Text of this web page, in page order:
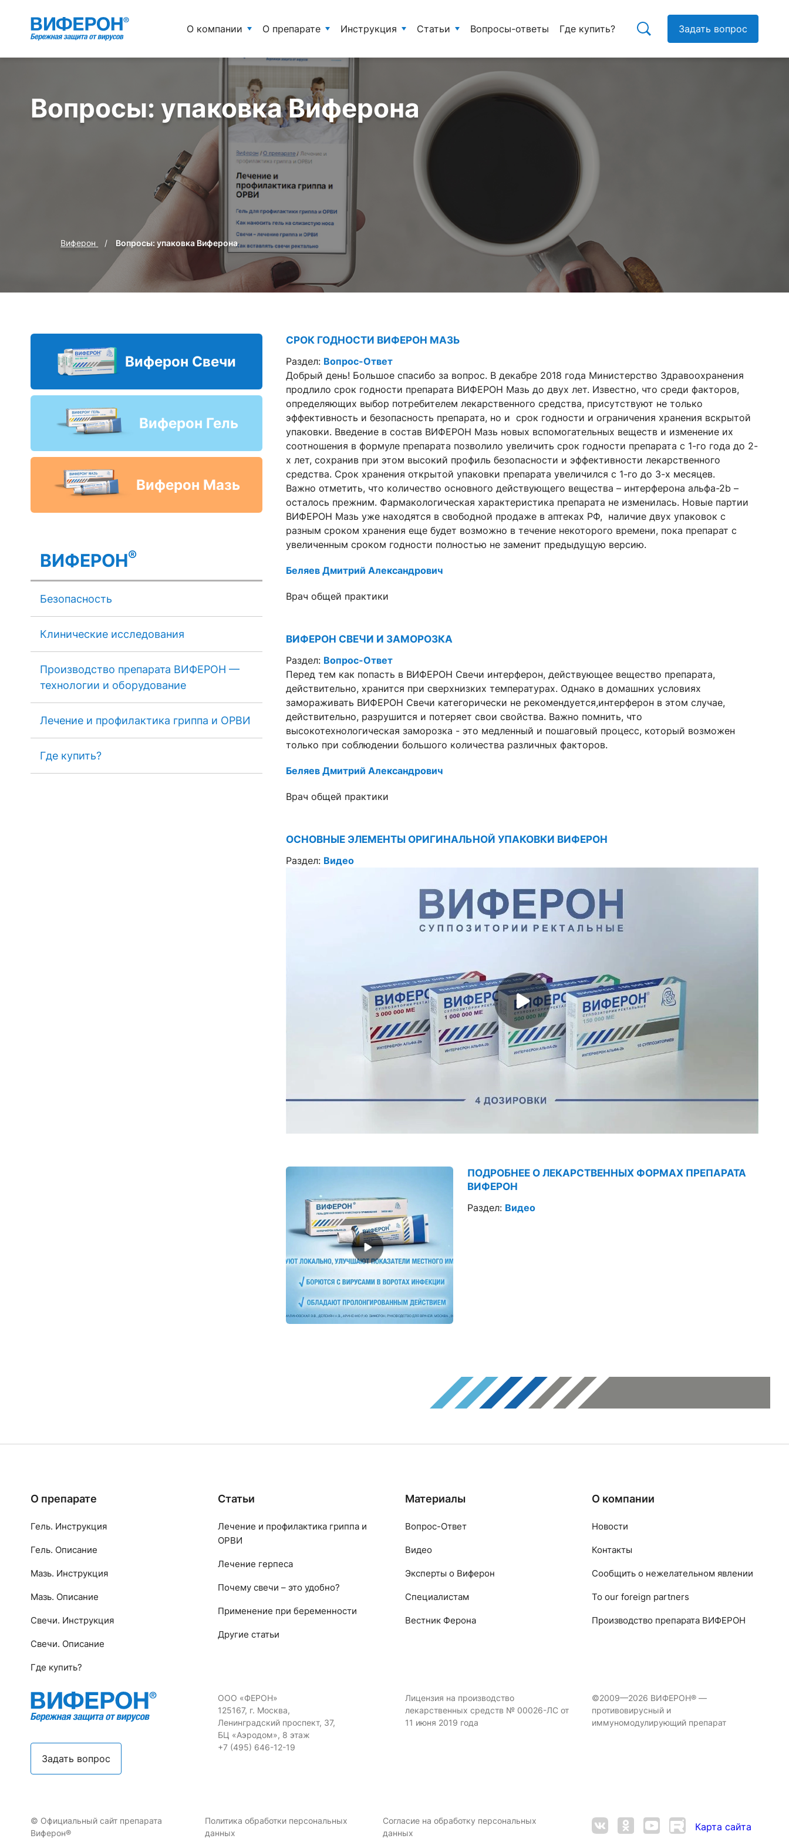
О компании О препарате Инструкция Статьи Вопросы-ответы Где купить? Задать вопрос
Вопросы: упаковка Виферона
Виферон Вопросы: упаковка Виферона
Виферон Свечи
Виферон Гель
Виферон Мазь
ВИФЕРОН®
Безопасность
Клинические исследования
Производство препарата ВИФЕРОН —
технологии и оборудование
Лечение и профилактика гриппа и ОРВИ
Где купить?
СРОК ГОДНОСТИ ВИФЕРОН МАЗЬ
Раздел: Вопрос-Ответ
Добрый день! Большое спасибо за вопрос. В декабре 2018 года Министерство Здравоохранения
продлило срок годности препарата ВИФЕРОН Мазь до двух лет. Известно, что среди факторов,
определяющих выбор потребителем лекарственного средства, присутствуют не только
эффективность и безопасность препарата, но и срок годности и ограничения хранения вскрытой
упаковки. Введение в состав ВИФЕРОН Мазь новых вспомогательных веществ и изменение их
соотношения в формуле препарата позволило увеличить срок годности препарата с 1-го года до 2-
х лет, сохранив при этом высокий профиль безопасности и эффективности лекарственного
средства. Срок хранения открытой упаковки препарата увеличился с 1-го до 3-х месяцев.
Важно отметить, что количество основного действующего вещества – интерферона альфа-2b –
осталось прежним. Фармакологическая характеристика препарата не изменилась. Новые партии
ВИФЕРОН Мазь уже находятся в свободной продаже в аптеках РФ, наличие двух упаковок с
разным сроком хранения еще будет возможно в течение некоторого времени, пока препарат с
увеличенным сроком годности полностью не заменит предыдущую версию.
Беляев Дмитрий Александрович
Врач общей практики
ВИФЕРОН СВЕЧИ И ЗАМОРОЗКА
Раздел: Вопрос-Ответ
Перед тем как попасть в ВИФЕРОН Свечи интерферон, действующее вещество препарата,
действительно, хранится при сверхнизких температурах. Однако в домашних условиях
замораживать ВИФЕРОН Свечи категорически не рекомендуется,интерферон в этом случае,
действительно, разрушится и потеряет свои свойства. Важно помнить, что
высокотехнологическая заморозка - это медленный и пошаговый процесс, который возможен
только при соблюдении большого количества различных факторов.
Беляев Дмитрий Александрович
Врач общей практики
ОСНОВНЫЕ ЭЛЕМЕНТЫ ОРИГИНАЛЬНОЙ УПАКОВКИ ВИФЕРОН
Раздел: Видео
ПОДРОБНЕЕ О ЛЕКАРСТВЕННЫХ ФОРМАХ ПРЕПАРАТА
ВИФЕРОН
Раздел: Видео
О препарате
Гель. Инструкция
Гель. Описание
Мазь. Инструкция
Мазь. Описание
Свечи. Инструкция
Свечи. Описание
Где купить?
Статьи
Лечение и профилактика гриппа и
ОРВИ
Лечение герпеса
Почему свечи – это удобно?
Применение при беременности
Другие статьи
Материалы
Вопрос-Ответ
Видео
Эксперты о Виферон
Специалистам
Вестник Ферона
О компании
Новости
Контакты
Сообщить о нежелательном явлении
To our foreign partners
Производство препарата ВИФЕРОН
Задать вопрос
ООО «ФЕРОН»
125167, г. Москва,
Ленинградский проспект, 37,
БЦ «Аэродом», 8 этаж
+7 (495) 646-12-19
Лицензия на производство
лекарственных средств № 00026-ЛС от
11 июня 2019 года
©2009—2026 ВИФЕРОН® —
противовирусный и
иммуномодулирующий препарат
© Официальный сайт препарата
Виферон®
Политика обработки персональных
данных
Согласие на обработку персональных
данных
Карта сайта